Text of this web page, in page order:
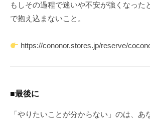
もしその過程で迷いや不安が強くなった
で抱え込まないこと。
https://cononor.stores.jp/reserve/
■最後に
「やりたいことが分からない」のは、あ